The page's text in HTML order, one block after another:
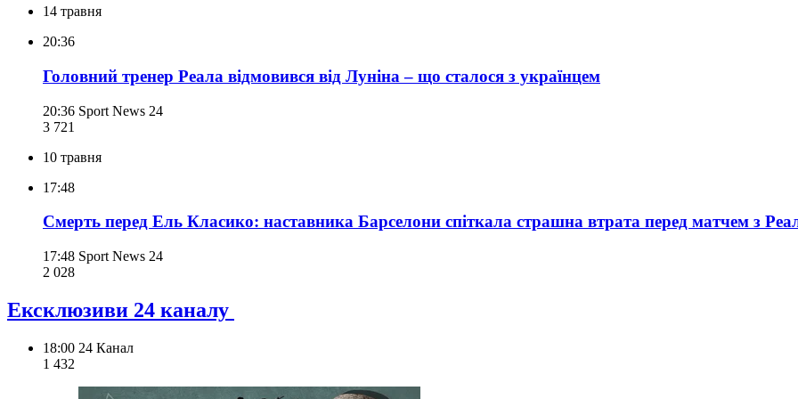
14 травня
20:36
Головний тренер Реала відмовився від Луніна – що сталося з українцем
20:36 Sport News 24
3 721
10 травня
17:48
Смерть перед Ель Класико: наставника Барселони спіткала страшна втрата перед матчем з
17:48 Sport News 24
2 028
Ексклюзиви 24 каналу
18:00 24 Канал
1 432